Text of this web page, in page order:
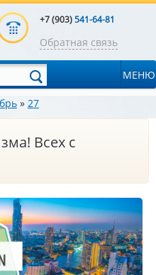
+7 (903)541-64-81
Обратная связь
МЕНЮ
» 27
Всех с